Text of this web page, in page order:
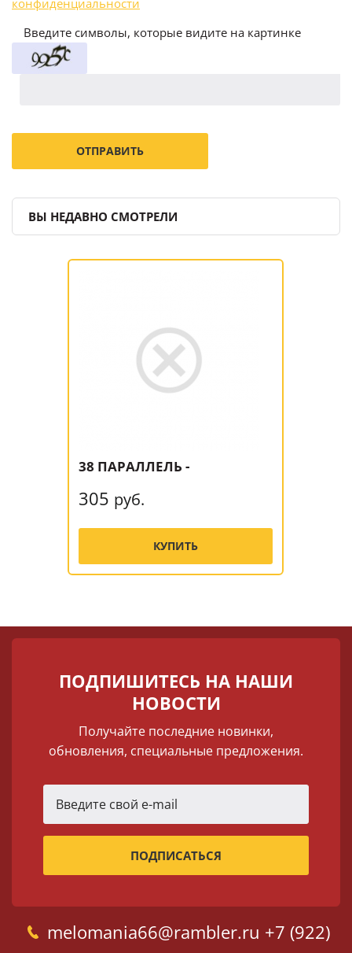
Введите символы, которые видите на картинке
ВЫ НЕДАВНО СМОТРЕЛИ
38 ПАРАЛЛЕЛЬ -
305 руб.
КУПИТЬ
ПОДПИШИТЕСЬ НА НАШИ
НОВОСТИ
Получайте последние новинки,
обновления, специальные предложения.
melomania66@rambler.ru +7 (922)